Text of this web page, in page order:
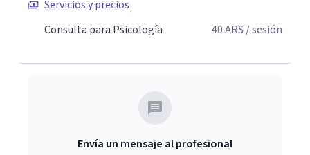
Servicios y precios
Consulta para Psicología
40ARS / sesión
Envía un mensaje al profesional